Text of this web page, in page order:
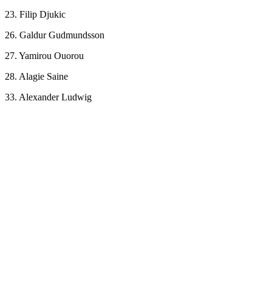
23. Filip Djukic
26. Galdur Gudmundsson
27. Yamirou Ouorou
28. Alagie Saine
33. Alexander Ludwig